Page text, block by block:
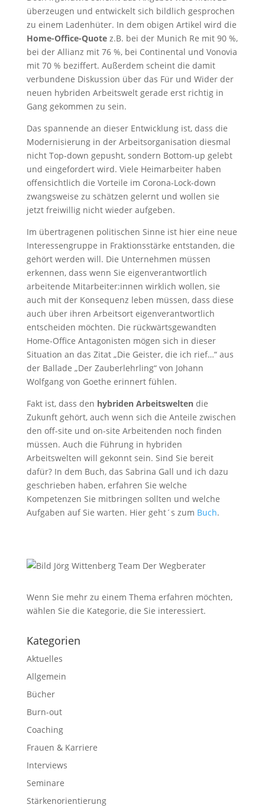
überzeugen und entwickelt sich bildlich gesprochen
zu einem Ladenhüter. In dem obigen Artikel wird die
Home-Office-Quotez.B. bei der Munich Re mit 90 %,
bei der Allianz mit 76 %, bei Continental und Vonovia
mit 70 % beziffert. Außerdem scheint die damit
verbundene Diskussion über das Für und Wider der
neuen hybriden Arbeitswelt gerade erst richtig in
Gang gekommen zu sein.
Das spannende an dieser Entwicklung ist, dass die
Modernisierung in der Arbeitsorganisation diesmal
nicht Top-down gepusht, sondern Bottom-up gelebt
und eingefordert wird. Viele Heimarbeiter haben
offensichtlich die Vorteile im Corona-Lock-down
zwangsweise zu schätzen gelernt und wollen sie
jetzt freiwillig nicht wieder aufgeben.
Im übertragenen politischen Sinne ist hier eine neue
Interessengruppe in Fraktionsstärke entstanden, die
gehört werden will. Die Unternehmen müssen
erkennen, dass wenn Sie eigenverantwortlich
arbeitende Mitarbeiter:innen wirklich wollen, sie
auch mit der Konsequenz leben müssen, dass diese
auch über ihren Arbeitsort eigenverantwortlich
entscheiden möchten. Die rückwärtsgewandten
Home-Office Antagonisten mögen sich in dieser
Situation an das Zitat „Die Geister, die ich rief…“ aus
der Ballade „Der Zauberlehrling“ von Johann
Wolfgang von Goethe erinnert fühlen.
Fakt ist, dass den hybriden Arbeitsweltendie
Zukunft gehört, auch wenn sich die Anteile zwischen
den off-site und on-site Arbeitenden noch finden
müssen. Auch die Führung in hybriden
Arbeitswelten will gekonnt sein. Sind Sie bereit
dafür? In dem Buch, das Sabrina Gall und ich dazu
geschrieben haben, erfahren Sie welche
Kompetenzen Sie mitbringen sollten und welche
Aufgaben auf Sie warten. Hier geht´s zum Buch.
Wenn Sie mehr zu einem Thema erfahren möchten,
wählen Sie die Kategorie, die Sie interessiert.
Kategorien
Aktuelles
Allgemein
Bücher
Burn-out
Coaching
Frauen & Karriere
Interviews
Seminare
Stärkenorientierung